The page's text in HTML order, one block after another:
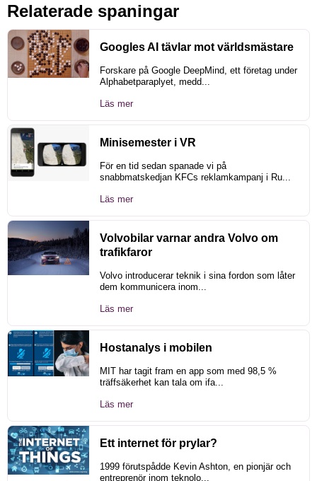
Relaterade spaningar
Googles AI tävlar mot världsmästare
Forskare på Google DeepMind, ett företag under
Alphabetparaplyet, medd...
Läs mer
Minisemester i VR
För en tid sedan spanade vi på
snabbmatskedjan KFCs reklamkampanj i Ru...
Läs mer
Volvobilar varnar andra Volvo om
trafikfaror
Volvo introducerar teknik i sina fordon som låter
dem kommunicera inom...
Läs mer
Hostanalys i mobilen
MIT har tagit fram en app som med 98,5 %
träffsäkerhet kan tala om ifa...
Läs mer
Ett internet för prylar?
1999 förutspådde Kevin Ashton, en pionjär och
entreprenör inom teknolo...